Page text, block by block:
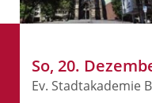
So, 20.
Ev. Stadtakademie